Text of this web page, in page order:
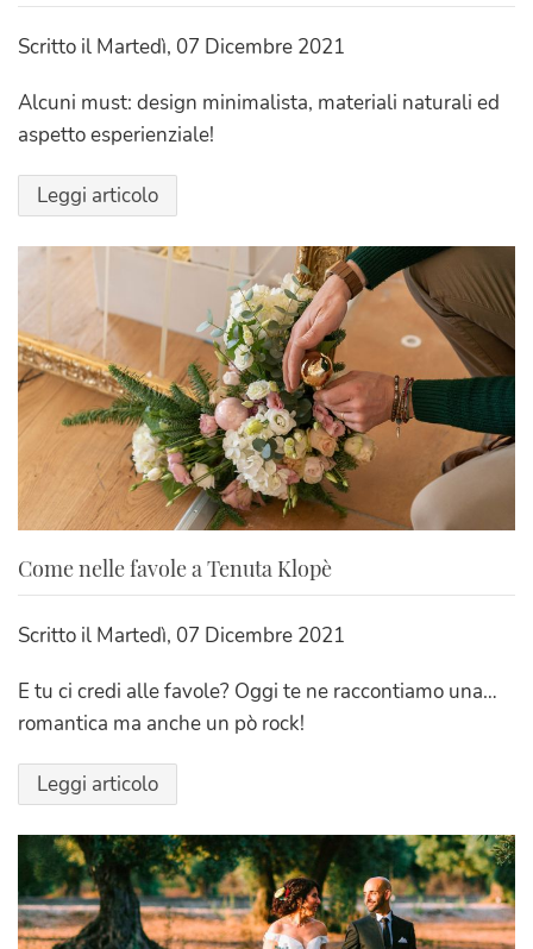
Scritto il Martedì, 07 Dicembre 2021
Alcuni must: design minimalista, materiali naturali ed
aspetto esperienziale!
Leggi articolo
Come nelle favole a Tenuta Klopè
Scritto il Martedì, 07 Dicembre 2021
E tu ci credi alle favole? Oggi te ne raccontiamo una…
romantica ma anche un pò rock!
Leggi articolo